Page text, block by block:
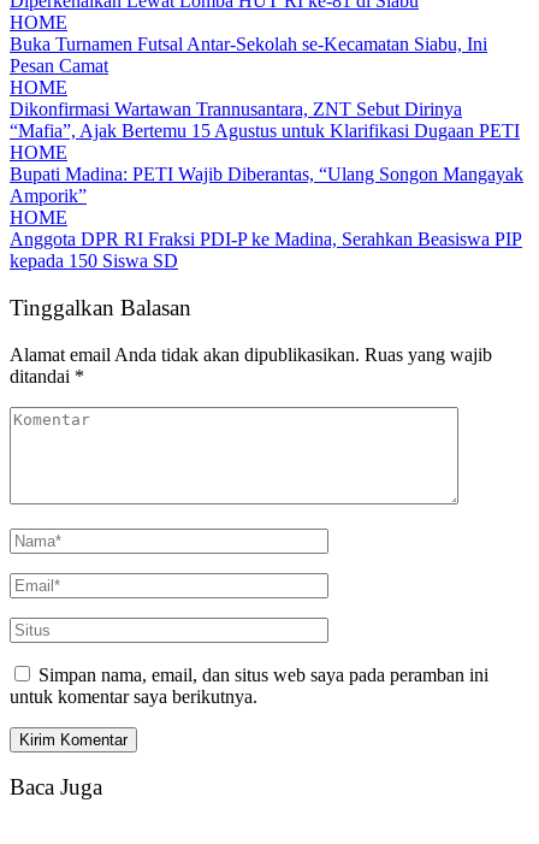
HOME
Buka Turnamen Futsal Antar-Sekolah se-Kecamatan Siabu, Ini
Pesan Camat
HOME
Dikonfirmasi Wartawan Trannusantara, ZNT Sebut Dirinya
“Mafia”, Ajak Bertemu 15 Agustus untuk Klarifikasi Dugaan PETI
HOME
Bupati Madina: PETI Wajib Diberantas, “Ulang Songon Mangayak
Amporik”
HOME
Anggota DPR RI Fraksi PDI-P ke Madina, Serahkan Beasiswa PIP
kepada 150 Siswa SD
Tinggalkan Balasan
Alamat email Anda tidak akan dipublikasikan. Ruas yang wajib
ditandai *
Simpan nama, email, dan situs web saya pada peramban ini
untuk komentar saya berikutnya.
Baca Juga